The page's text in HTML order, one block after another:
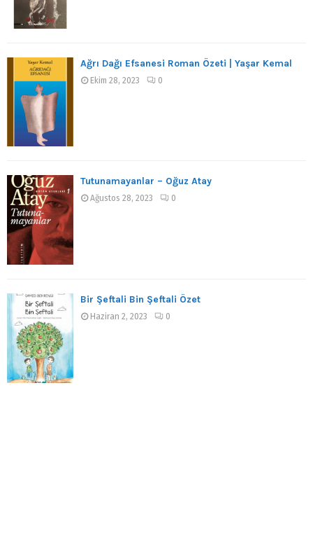
Ağrı Dağı Efsanesi Roman Özeti | Yaşar Kemal
Ekim 28, 2023 0
Tutunamayanlar – Oğuz Atay
Ağustos 28, 2023 0
Bir Şeftali Bin Şeftali Özet
Haziran 2, 2023 0